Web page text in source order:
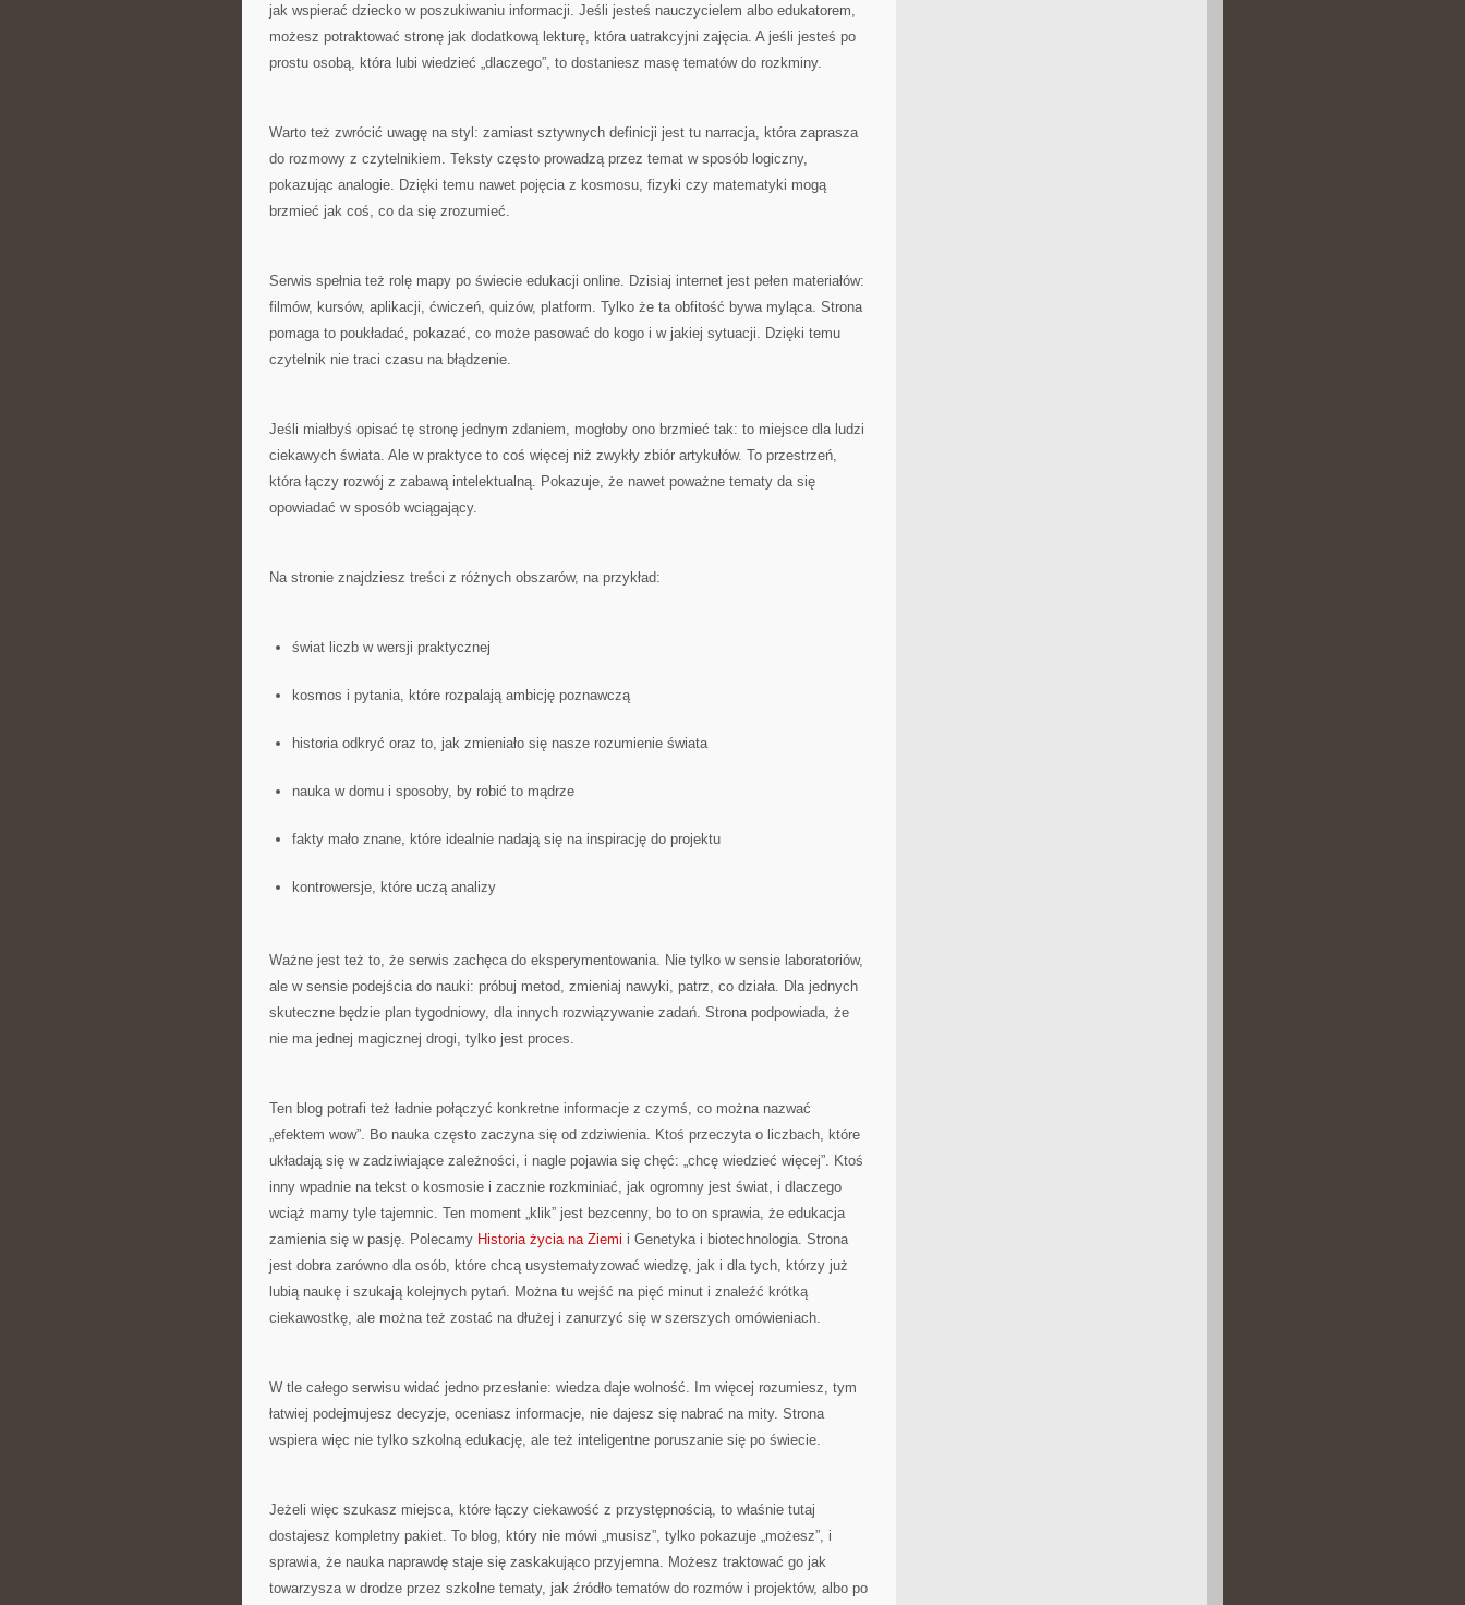
jak wspierać dziecko w poszukiwaniu informacji. Jeśli jesteś nauczycielem albo edukatorem,
możesz potraktować stronę jak dodatkową lekturę, która uatrakcyjni zajęcia. A jeśli jesteś po
prostu osobą, która lubi wiedzieć „dlaczego”, to dostaniesz masę tematów do rozkminy.
Warto też zwrócić uwagę na styl: zamiast sztywnych definicji jest tu narracja, która zaprasza
do rozmowy z czytelnikiem. Teksty często prowadzą przez temat w sposób logiczny,
pokazując analogie. Dzięki temu nawet pojęcia z kosmosu, fizyki czy matematyki mogą
brzmieć jak coś, co da się zrozumieć.
Serwis spełnia też rolę mapy po świecie edukacji online. Dzisiaj internet jest pełen materiałów:
filmów, kursów, aplikacji, ćwiczeń, quizów, platform. Tylko że ta obfitość bywa myląca. Strona
pomaga to poukładać, pokazać, co może pasować do kogo i w jakiej sytuacji. Dzięki temu
czytelnik nie traci czasu na błądzenie.
Jeśli miałbyś opisać tę stronę jednym zdaniem, mogłoby ono brzmieć tak: to miejsce dla ludzi
ciekawych świata. Ale w praktyce to coś więcej niż zwykły zbiór artykułów. To przestrzeń,
która łączy rozwój z zabawą intelektualną. Pokazuje, że nawet poważne tematy da się
opowiadać w sposób wciągający.
Na stronie znajdziesz treści z różnych obszarów, na przykład:
świat liczb w wersji praktycznej
kosmos i pytania, które rozpalają ambicję poznawczą
historia odkryć oraz to, jak zmieniało się nasze rozumienie świata
nauka w domu i sposoby, by robić to mądrze
fakty mało znane, które idealnie nadają się na inspirację do projektu
kontrowersje, które uczą analizy
Ważne jest też to, że serwis zachęca do eksperymentowania. Nie tylko w sensie laboratoriów,
ale w sensie podejścia do nauki: próbuj metod, zmieniaj nawyki, patrz, co działa. Dla jednych
skuteczne będzie plan tygodniowy, dla innych rozwiązywanie zadań. Strona podpowiada, że
nie ma jednej magicznej drogi, tylko jest proces.
Ten blog potrafi też ładnie połączyć konkretne informacje z czymś, co można nazwać
„efektem wow”. Bo nauka często zaczyna się od zdziwienia. Ktoś przeczyta o liczbach, które
układają się w zadziwiające zależności, i nagle pojawia się chęć: „chcę wiedzieć więcej”. Ktoś
inny wpadnie na tekst o kosmosie i zacznie rozkminiać, jak ogromny jest świat, i dlaczego
wciąż mamy tyle tajemnic. Ten moment „klik” jest bezcenny, bo to on sprawia, że edukacja
zamienia się w pasję. Polecamy Historia życia na Ziemi i Genetyka i biotechnologia. Strona
jest dobra zarówno dla osób, które chcą usystematyzować wiedzę, jak i dla tych, którzy już
lubią naukę i szukają kolejnych pytań. Można tu wejść na pięć minut i znaleźć krótką
ciekawostkę, ale można też zostać na dłużej i zanurzyć się w szerszych omówieniach.
W tle całego serwisu widać jedno przesłanie: wiedza daje wolność. Im więcej rozumiesz, tym
łatwiej podejmujesz decyzje, oceniasz informacje, nie dajesz się nabrać na mity. Strona
wspiera więc nie tylko szkolną edukację, ale też inteligentne poruszanie się po świecie.
Jeżeli więc szukasz miejsca, które łączy ciekawość z przystępnością, to właśnie tutaj
dostajesz kompletny pakiet. To blog, który nie mówi „musisz”, tylko pokazuje „możesz”, i
sprawia, że nauka naprawdę staje się zaskakująco przyjemna. Możesz traktować go jak
towarzysza w drodze przez szkolne tematy, jak źródło tematów do rozmów i projektów, albo po